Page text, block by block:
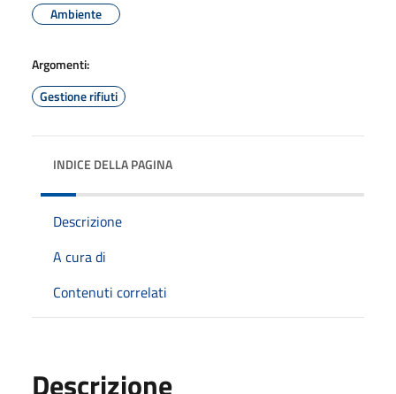
Ambiente
Argomenti:
Gestione rifiuti
INDICE DELLA PAGINA
Descrizione
A cura di
Contenuti correlati
Descrizione